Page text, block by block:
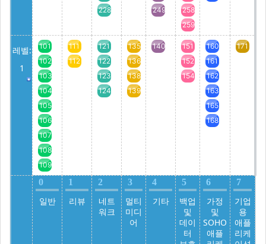
228
249
258
259
레벨:
1
101
102
103
104
105
106
107
108
109
111
112
121
122
123
124
135
136
138
139
140
151
152
154
160
161
162
163
165
168
171
0
일반
1
리뷰
2
네트
워크
3
멀티
미디
어
4
기타
5
백업
및
데이
터
6
가정
및
SOHO
애플
7
기업
용
애플
리케